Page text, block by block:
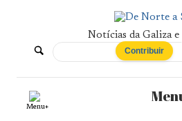
De
Norte
Notícias da Galiza
Contribuir
Menu+